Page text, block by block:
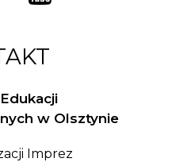
w Olsztynie
Imprez